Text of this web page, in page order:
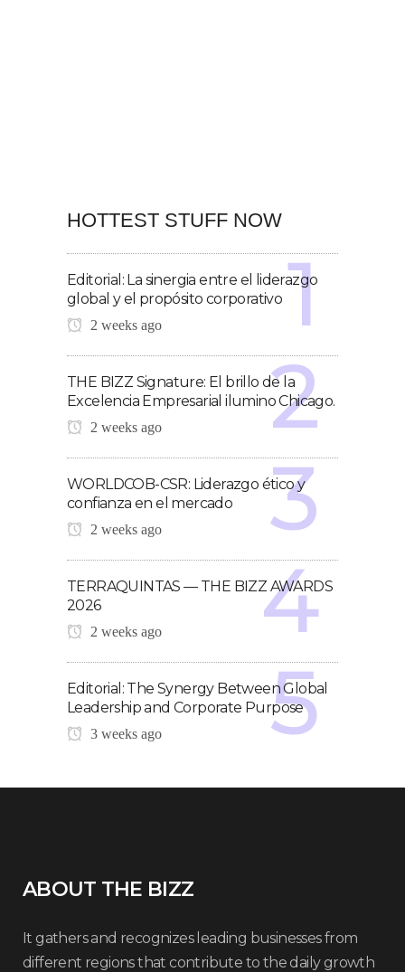
HOTTEST STUFF NOW
Editorial: La sinergia entre el liderazgo
global y el propósito corporativo
2 weeks ago
THE BIZZ Signature: El brillo de la
Excelencia Empresarial ilumino Chicago.
2 weeks ago
WORLDCOB-CSR: Liderazgo ético y
confianza en el mercado
2 weeks ago
TERRAQUINTAS — THE BIZZ AWARDS
2026
2 weeks ago
Editorial: The Synergy Between Global
Leadership and Corporate Purpose
3 weeks ago
ABOUT THE BIZZ
It gathers and recognizes leading businesses from
different regions that contribute to the daily growth